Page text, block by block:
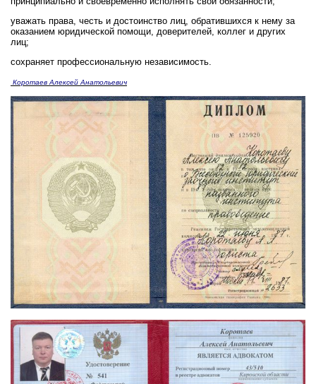
уважать права, честь и достоинство лиц, обратившихся к нему за
оказанием юридической помощи, доверителей, коллег и других
лиц;
сохраняет профессиональную независимость.
Коротаев Алексей Анатольевич